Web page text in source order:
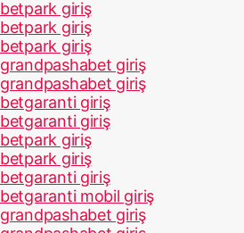
betpark giriş
betpark giriş
betpark giriş
grandpashabet giriş
grandpashabet giriş
betgaranti giriş
betgaranti giriş
betpark giriş
betpark giriş
betgaranti giriş
betgaranti mobil giriş
grandpashabet giriş